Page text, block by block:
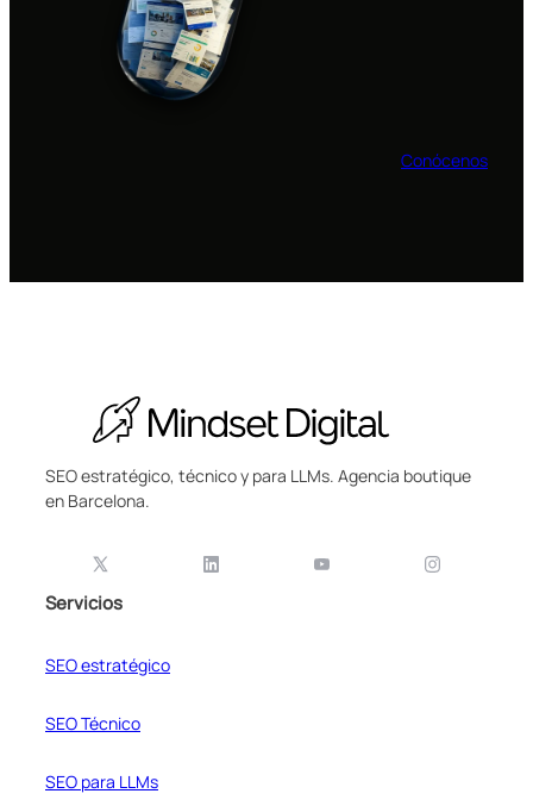
Conócenos
SEO estratégico, técnico y para LLMs. Agencia boutique
en Barcelona.
Servicios
SEO estratégico
SEO Técnico
SEO para LLMs